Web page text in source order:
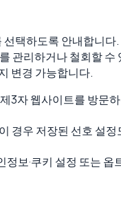
선택하도록 안내합니다.
관리하거나 철회할 수
변경 가능합니다.
자 웹사이트를 방문
경우 저장된 선호 설
보·쿠키 설정 또는